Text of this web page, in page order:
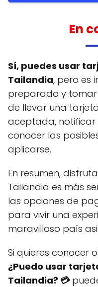
En
Sí, puedes usar
Tailandia, pero es
preparado y tomar
de llevar una
aceptada, notificar
conocer las
aplicarse.
En resumen,
Tailandia es más
las opciones de
para vivir una
maravilloso país
Si quieres conocer
¿Puedo usar
Tailandia? 💳